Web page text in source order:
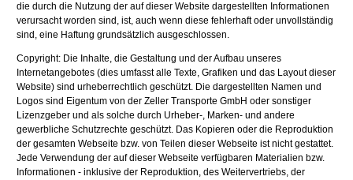
die durch die Nutzung der auf dieser Website dargestellten Informationen
verursacht worden sind, ist, auch wenn diese fehlerhaft oder unvollständig
sind, eine Haftung grundsätzlich ausgeschlossen.
Copyright: Die Inhalte, die Gestaltung und der Aufbau unseres
Internetangebotes (dies umfasst alle Texte, Grafiken und das Layout dieser
Website) sind urheberrechtlich geschützt. Die dargestellten Namen und
Logos sind Eigentum von der Zeller Transporte GmbH oder sonstiger
Lizenzgeber und als solche durch Urheber-, Marken- und andere
gewerbliche Schutzrechte geschützt. Das Kopieren oder die Reproduktion
der gesamten Webseite bzw. von Teilen dieser Webseite ist nicht gestattet.
Jede Verwendung der auf dieser Webseite verfügbaren Materialien bzw.
Informationen - inklusive der Reproduktion, des Weitervertriebs, der